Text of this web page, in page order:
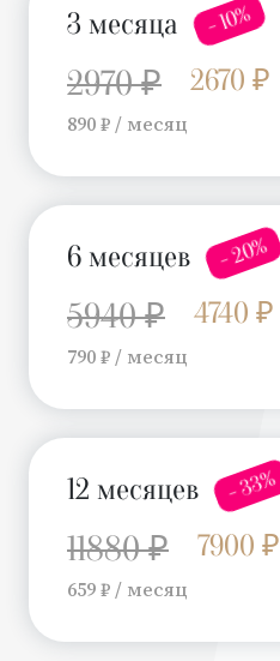
3 месяца - 10%
2970 ₽ 2670 ₽
890 ₽ / месяц
6 месяцев - 20%
5940 ₽ 4740 ₽
790 ₽ / месяц
12 месяцев - 33%
11880 ₽ 7900 ₽
659 ₽ / месяц